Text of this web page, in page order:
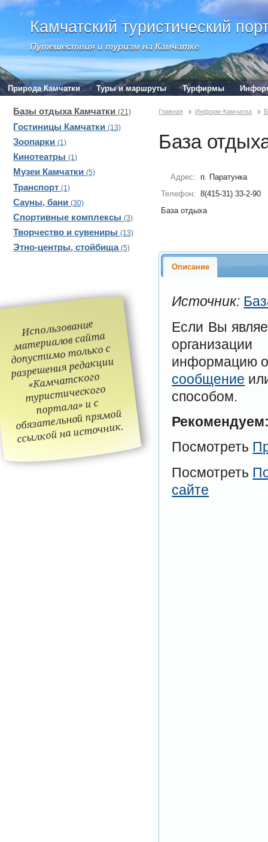
Камчатский туристический
Путешествия и туризм на Камчатке
Природа Камчатки Туры и маршруты Турфирмы
Базы отдыха Камчатки(21)
Гостиницы Камчатки(13)
Зоопарки(1)
Кинотеатры(1)
Музеи Камчатки(5)
Транспорт(1)
Сауны, бани(30)
Спортивные комплексы(3)
Творчество и сувениры(13)
Этно-центры, стойбища(5)
Использование
материалов сайта
допустимо только с
разрешения редакции
«Камчатского
туристического
портала» и с
обязательной прямой
ссылкой на источник.
Главная Информ-Камчатка
База
Адрес:
п. Паратунка
Телефон: 8(415-31) 33-2-90
База отдыха
Описание
Источник:
Если Вы
информацию
сообщение
способом.
Посмотреть
Посмотреть
сайте